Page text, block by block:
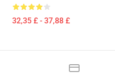
32,35 £ - 37,88 £